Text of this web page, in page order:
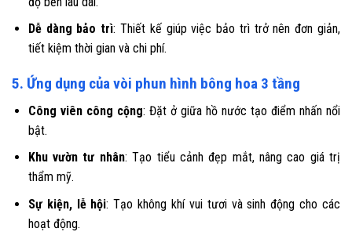
Dễ dàng bảo trì: Thiết kế giúp việc bảo trì trở nên đơn giản,
tiết kiệm thời gian và chi phí.
5. Ứng dụng của vòi phun hình bông hoa 3 tầng
Công viên công cộng: Đặt ở giữa hồ nước tạo điểm nhấn nổi
bật.
Khu vườn tư nhân: Tạo tiểu cảnh đẹp mắt, nâng cao giá trị
thẩm mỹ.
Sự kiện, lễ hội: Tạo không khí vui tươi và sinh động cho các
hoạt động.